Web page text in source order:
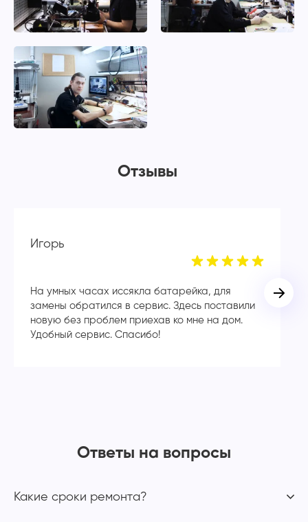
Отзывы
Игорь
На умных часах иссякла батарейка, для
замены обратился в сервис. Здесь поставили
новую без проблем приехав ко мне на дом.
Удобный сервис. Спасибо!
Ответы на вопросы
Какие сроки ремонта?